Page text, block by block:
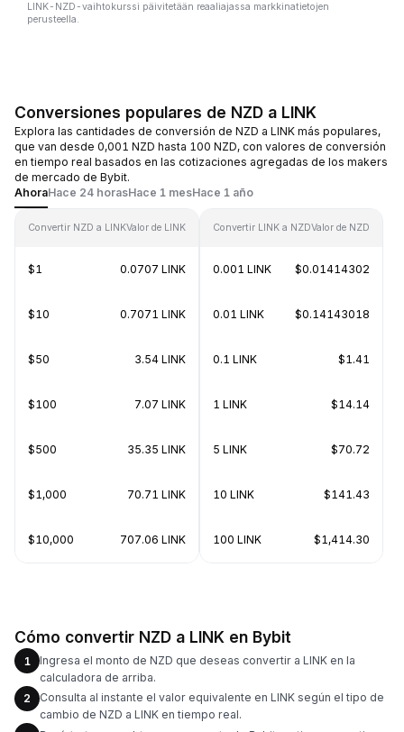
LINK-NZD-vaihtokurssi päivitetään reaaliajassa markkinatietojen
perusteella.
Conversiones populares de NZD a LINK
Explora las cantidades de conversión de NZD a LINK más populares,
que van desde 0,001 NZD hasta 100 NZD, con valores de conversión
en tiempo real basados en las cotizaciones agregadas de los makers
de mercado de Bybit.
AhoraHace 24 horasHace 1 mesHace 1 año
Convertir NZD a LINKValor de LINK
$1 0.0707 LINK
$10 0.7071 LINK
$50 3.54 LINK
$100 7.07 LINK
$500 35.35 LINK
$1,000 70.71 LINK
$10,000 707.06 LINK
Convertir LINK a NZDValor de NZD
0.001 LINK $0.01414302
0.01 LINK $0.14143018
0.1 LINK $1.41
1 LINK $14.14
5 LINK $70.72
10 LINK $141.43
100 LINK $1,414.30
Cómo convertir NZD a LINK en Bybit
1
Ingresa el monto de NZD que deseas convertir a LINK en la
calculadora de arriba.
2
Consulta al instante el valor equivalente en LINK según el tipo de
cambio de NZD a LINK en tiempo real.